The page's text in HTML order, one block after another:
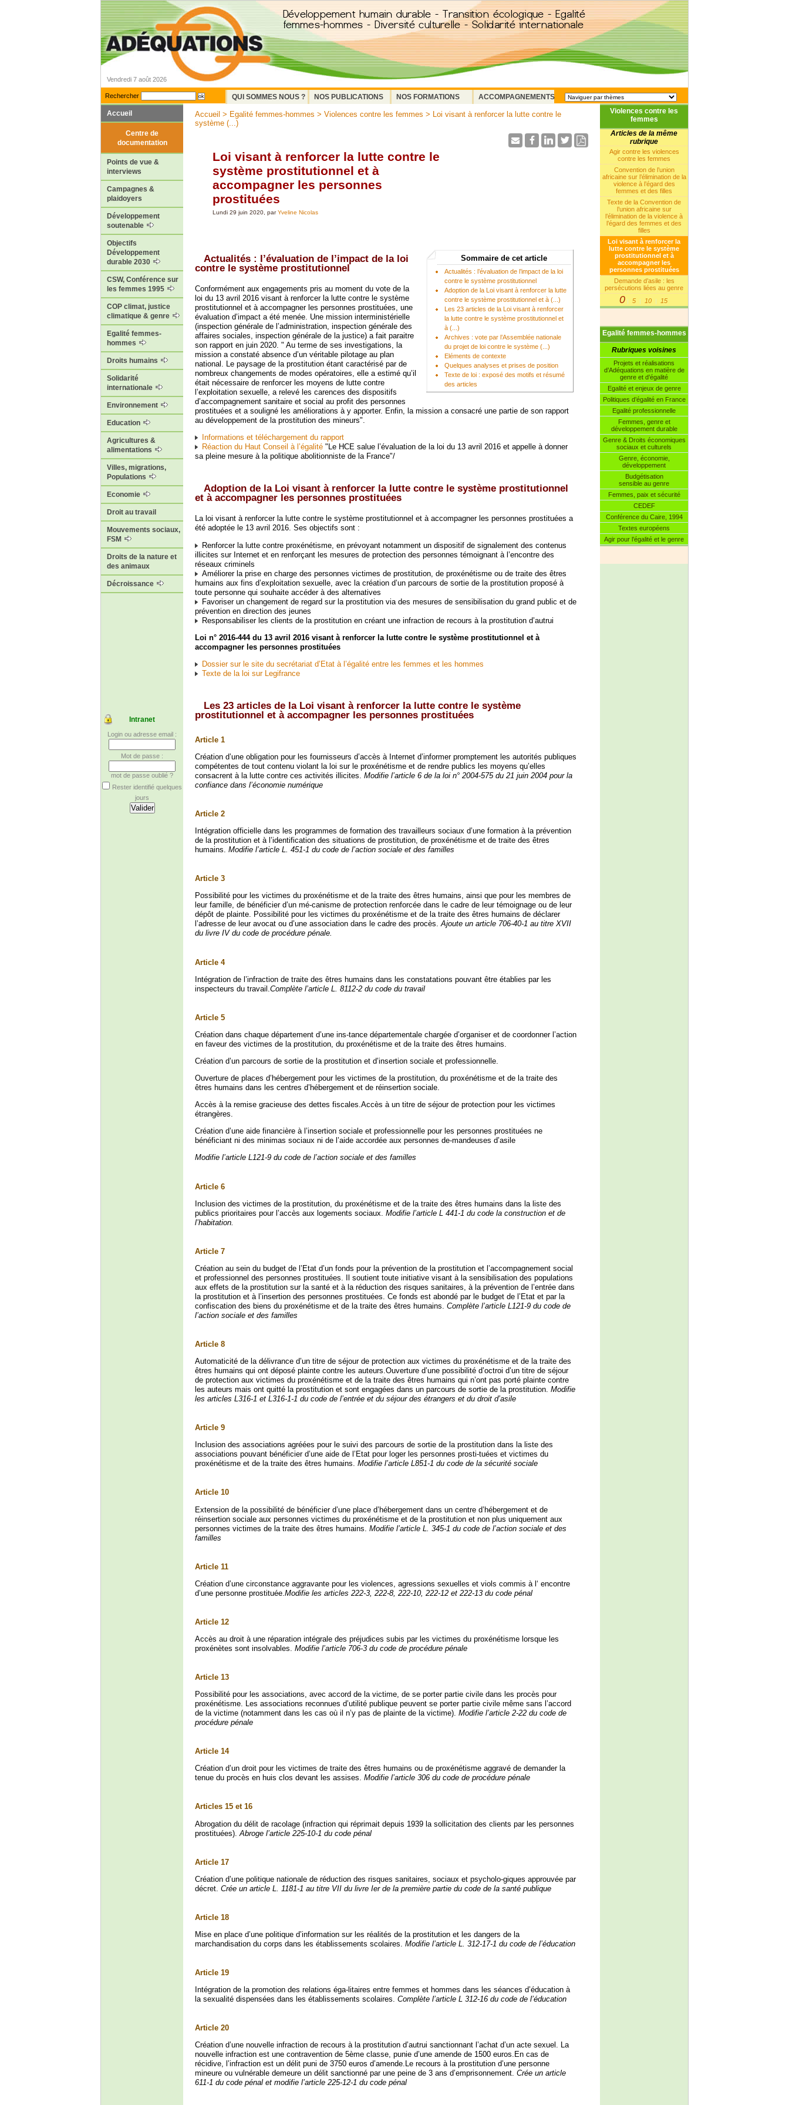
Vendredi 7 août 2026
Rechercher QUI SOMMES NOUS ? NOS PUBLICATIONS NOS FORMATIONS
ACCOMPAGNEMENTS
Accueil
Centre de
documentation
Points de vue &
interviews
Campagnes &
plaidoyers
Développement
soutenable
Objectifs
Développement
durable 2030
CSW, Conférence sur
les femmes 1995
COP climat, justice
climatique & genre
Egalité femmes-
hommes
Droits humains
Solidarité
internationale
Environnement
Education
Agricultures &
alimentations
Villes, migrations,
Populations
Economie
Droit au travail
Mouvements sociaux,
FSM
Droits de la nature et
des animaux
Décroissance
Intranet
Login ou adresse email :
Mot de passe :
mot de passe oublié ?
Rester identifié quelques
jours
Violences contre les
femmes
Articles de la même
rubrique
Agir contre les violences
contre les femmes
Convention de l’union
africaine sur l’élimination de la
violence à l’égard des
femmes et des filles
Texte de la Convention de
l’union africaine sur
l’élimination de la violence à
l’égard des femmes et des
filles
Loi visant à renforcer la
lutte contre le système
prostitutionnel et à
accompagner les
personnes prostituées
Demande d’asile : les
persécutions liées au genre
0| 5 | 10 | 15
Egalité femmes-hommes
Rubriques voisines
Projets et réalisations
d’Adéquations en matière de
genre et d’égalité
Egalité et enjeux de genre
Politiques d’égalité en France
Egalité professionnelle
Femmes, genre et
développement durable
Genre & Droits économiques
sociaux et culturels
Genre, économie,
développement
Budgétisation
sensible au genre
Femmes, paix et sécurité
CEDEF
Conférence du Caire, 1994
Textes européens
Agir pour l’égalité et le genre
Accueil > Egalité femmes-hommes > Violences contre les femmes > Loi visant à renforcer la lutte contre le
système (...)
Loi visant à renforcer la lutte contre le
système prostitutionnel et à
accompagner les personnes
prostituées
Lundi 29 juin 2020, parYveline Nicolas
Sommaire de cet article
Actualités : l’évaluation de l’impact de la loi
contre le système prostitutionnel
Adoption de la Loi visant à renforcer la lutte
contre le système prostitutionnel et à (...)
Les 23 articles de la Loi visant à renforcer
la lutte contre le système prostitutionnel et
à (...)
Archives : vote par l’Assemblée nationale
du projet de loi contre le système (...)
Eléments de contexte
Quelques analyses et prises de position
Texte de loi : exposé des motifs et résumé
des articles
Actualités : l’évaluation de l’impact de la loi
contre le système prostitutionnel
Conformément aux engagements pris au moment du vote de la
loi du 13 avril 2016 visant à renforcer la lutte contre le système
prostitutionnel et à accompagner les personnes prostituées, une
évaluation d’impact a été menée. Une mission interministérielle
(inspection générale de l’administration, inspection générale des
affaires sociales, inspection générale de la justice) a fait paraitre
son rapport en juin 2020. " Au terme de ses investigations, la
mission a constaté absence d’un véritable pilotage au plan
national. Le paysage de la prostitution étant caractérisé par de
nombreux changements de modes opératoires, elle a estimé qu’il
était nécessaire de renforcer les moyens de lutte contre
l’exploitation sexuelle, a relevé les carences des dispositifs
d’accompagnement sanitaire et social au profit des personnes
prostituées et a souligné les améliorations à y apporter. Enfin, la mission a consacré une partie de son rapport
au développement de la prostitution des mineurs".
Informations et téléchargement du rapport
Réaction du Haut Conseil à l’égalité "Le HCE salue l’évaluation de la loi du 13 avril 2016 et appelle à donner
sa pleine mesure à la politique abolitionniste de la France"/
Adoption de la Loi visant à renforcer la lutte contre le système prostitutionnel
et à accompagner les personnes prostituées
La loi visant à renforcer la lutte contre le système prostitutionnel et à accompagner les personnes prostituées a
été adoptée le 13 avril 2016. Ses objectifs sont :
Renforcer la lutte contre proxénétisme, en prévoyant notamment un dispositif de signalement des contenus
illicites sur Internet et en renforçant les mesures de protection des personnes témoignant à l’encontre des
réseaux criminels
Améliorer la prise en charge des personnes victimes de prostitution, de proxénétisme ou de traite des êtres
humains aux fins d’exploitation sexuelle, avec la création d’un parcours de sortie de la prostitution proposé à
toute personne qui souhaite accéder à des alternatives
Favoriser un changement de regard sur la prostitution via des mesures de sensibilisation du grand public et de
prévention en direction des jeunes
Responsabiliser les clients de la prostitution en créant une infraction de recours à la prostitution d’autrui
Loi n° 2016-444 du 13 avril 2016 visant à renforcer la lutte contre le système prostitutionnel et à
accompagner les personnes prostituées
Dossier sur le site du secrétariat d’Etat à l’égalité entre les femmes et les hommes
Texte de la loi sur Legifrance
Les 23 articles de la Loi visant à renforcer la lutte contre le système
prostitutionnel et à accompagner les personnes prostituées
Article 1
Création d’une obligation pour les fournisseurs d’accès à Internet d’informer promptement les autorités publiques
compétentes de tout contenu violant la loi sur le proxénétisme et de rendre publics les moyens qu’elles
consacrent à la lutte contre ces activités illicites. Modifie l’article 6 de la loi n° 2004-575 du 21 juin 2004 pour la
confiance dans l’économie numérique
Article 2
Intégration officielle dans les programmes de formation des travailleurs sociaux d’une formation à la prévention
de la prostitution et à l’identification des situations de prostitution, de proxénétisme et de traite des êtres
humains. Modifie l’article L. 451-1 du code de l’action sociale et des familles
Article 3
Possibilité pour les victimes du proxénétisme et de la traite des êtres humains, ainsi que pour les membres de
leur famille, de bénéficier d’un mé-canisme de protection renforcée dans le cadre de leur témoignage ou de leur
dépôt de plainte. Possibilité pour les victimes du proxénétisme et de la traite des êtres humains de déclarer
l’adresse de leur avocat ou d’une association dans le cadre des procès.Ajoute un article 706-40-1 au titre XVII
du livre IV du code de procédure pénale.
Article 4
Intégration de l’infraction de traite des êtres humains dans les constatations pouvant être établies par les
inspecteurs du travail. Complète l’article L. 8112-2 du code du travail
Article 5
Création dans chaque département d’une ins-tance départementale chargée d’organiser et de coordonner l’action
en faveur des victimes de la prostitution, du proxénétisme et de la traite des êtres humains.
Création d’un parcours de sortie de la prostitution et d’insertion sociale et professionnelle.
Ouverture de places d’hébergement pour les victimes de la prostitution, du proxénétisme et de la traite des
êtres humains dans les centres d’hébergement et de réinsertion sociale.
Accès à la remise gracieuse des dettes fiscales.Accès à un titre de séjour de protection pour les victimes
étrangères.
Création d’une aide financière à l’insertion sociale et professionnelle pour les personnes prostituées ne
bénéficiant ni des minimas sociaux ni de l’aide accordée aux personnes de-mandeuses d’asile
Modifie l’article L121-9 du code de l’action sociale et des familles
Article 6
Inclusion des victimes de la prostitution, du proxénétisme et de la traite des êtres humains dans la liste des
publics prioritaires pour l’accès aux logements sociaux. Modifie l’article L 441-1 du code la construction et de
l’habitation.
Article 7
Création au sein du budget de l’Etat d’un fonds pour la prévention de la prostitution et l’accompagnement social
et professionnel des personnes prostituées. Il soutient toute initiative visant à la sensibilisation des populations
aux effets de la prostitution sur la santé et à la réduction des risques sanitaires, à la prévention de l’entrée dans
la prostitution et à l’insertion des personnes prostituées. Ce fonds est abondé par le budget de l’Etat et par la
confiscation des biens du proxénétisme et de la traite des êtres humains. Complète l’article L121-9 du code de
l’action sociale et des familles
Article 8
Automaticité de la délivrance d’un titre de séjour de protection aux victimes du proxénétisme et de la traite des
êtres humains qui ont déposé plainte contre les auteurs.Ouverture d’une possibilité d’octroi d’un titre de séjour
de protection aux victimes du proxénétisme et de la traite des êtres humains qui n’ont pas porté plainte contre
les auteurs mais ont quitté la prostitution et sont engagées dans un parcours de sortie de la prostitution. Modifie
les articles L316-1 et L316-1-1 du code de l’entrée et du séjour des étrangers et du droit d’asile
Article 9
Inclusion des associations agréées pour le suivi des parcours de sortie de la prostitution dans la liste des
associations pouvant bénéficier d’une aide de l’Etat pour loger les personnes prosti-tuées et victimes du
proxénétisme et de la traite des êtres humains. Modifie l’article L851-1 du code de la sécurité sociale
Article 10
Extension de la possibilité de bénéficier d’une place d’hébergement dans un centre d’hébergement et de
réinsertion sociale aux personnes victimes du proxénétisme et de la prostitution et non plus uniquement aux
personnes victimes de la traite des êtres humains. Modifie l’article L. 345-1 du code de l’action sociale et des
familles
Article 11
Création d’une circonstance aggravante pour les violences, agressions sexuelles et viols commis à l‘ encontre
d’une personne prostituée. Modifie les articles 222-3, 222-8, 222-10, 222-12 et 222-13 du code pénal
Article 12
Accès au droit à une réparation intégrale des préjudices subis par les victimes du proxénétisme lorsque les
proxénètes sont insolvables. Modifie l’article 706-3 du code de procédure pénale
Article 13
Possibilité pour les associations, avec accord de la victime, de se porter partie civile dans les procès pour
proxénétisme. Les associations reconnues d’utilité publique peuvent se porter partie civile même sans l’accord
de la victime (notamment dans les cas où il n’y pas de plainte de la victime). Modifie l’article 2-22 du code de
procédure pénale
Article 14
Création d’un droit pour les victimes de traite des êtres humains ou de proxénétisme aggravé de demander la
tenue du procès en huis clos devant les assises. Modifie l’article 306 du code de procédure pénale
Articles 15 et 16
Abrogation du délit de racolage (infraction qui réprimait depuis 1939 la sollicitation des clients par les personnes
prostituées). Abroge l’article 225-10-1 du code pénal
Article 17
Création d’une politique nationale de réduction des risques sanitaires, sociaux et psycholo-giques approuvée par
décret. Crée un article L. 1181-1 au titre VII du livre Ier de la première partie du code de la santé publique
Article 18
Mise en place d’une politique d’information sur les réalités de la prostitution et les dangers de la
marchandisation du corps dans les établissements scolaires. Modifie l’article L. 312-17-1 du code de l’éducation
Article 19
Intégration de la promotion des relations éga-litaires entre femmes et hommes dans les séances d’éducation à
la sexualité dispensées dans les établissements scolaires. Complète l’article L 312-16 du code de l’éducation
Article 20
Création d’une nouvelle infraction de recours à la prostitution d’autrui sanctionnant l’achat d’un acte sexuel. La
nouvelle infraction est une contravention de 5ème classe, punie d’une amende de 1500 euros.En cas de
récidive, l’infraction est un délit puni de 3750 euros d’amende.Le recours à la prostitution d’une personne
mineure ou vulnérable demeure un délit sanctionné par une peine de 3 ans d’emprisonnement. Crée un article
611-1 du code pénal et modifie l’article 225-12-1 du code pénal